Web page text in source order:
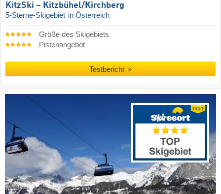
KitzSki – Kitzbühel/​Kirchberg
5-Sterne-Skigebiet in Österreich
Größe des Skigebiets
Pistenangebot
Testbericht